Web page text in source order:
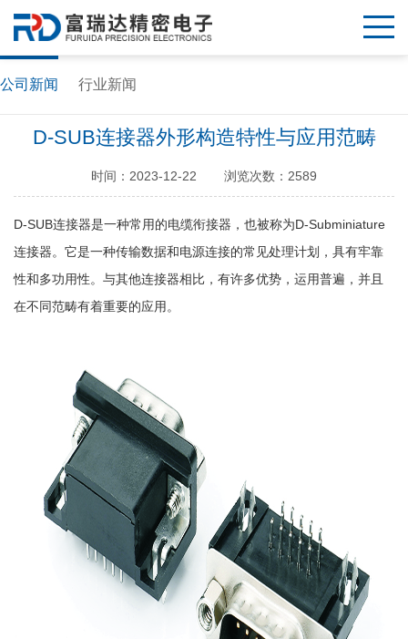
公司新闻 行业新闻
D-SUB连接器外形构造特性与​应用范畴
时间：2023-12-22 浏览次数：2589
D-SUB连接器是一种常用的电缆衔接器，也被称为D-Subminiature
连接器。它是一种传输数据和电源连接的常见处理计划，具有牢靠
性和多功用性。与其他连接器相比，有许多优势，运用普遍，并且
在不同范畴有着重要的应用。